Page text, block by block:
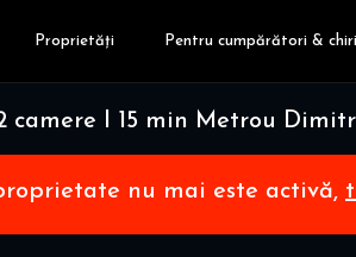
Proprietăți Pentru cumpărători &
camere I 15 min Metrou
nu mai este activă,